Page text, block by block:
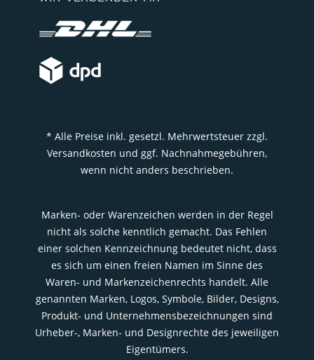
* Alle Preise inkl. gesetzl. Mehrwertsteuer zzgl.
Versandkosten und ggf. Nachnahmegebühren,
wenn nicht anders beschrieben.
Marken- oder Warenzeichen werden in der Regel
nicht als solche kenntlich gemacht. Das Fehlen
einer solchen Kennzeichnung bedeutet nicht, dass
es sich um einen freien Namen im Sinne des
Waren- und Markenzeichenrechts handelt. Alle
genannten Marken, Logos, Symbole, Bilder, Designs,
Produkt- und Unternehmensbezeichnungen sind
Urheber-, Marken- und Designrechte des jeweiligen
Eigentümers.